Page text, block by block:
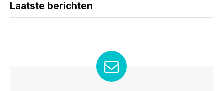
Laatste berichten